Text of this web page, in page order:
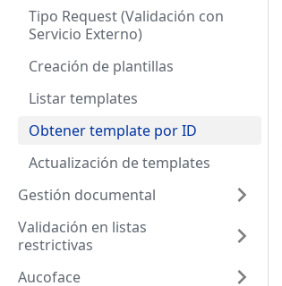
Tipo Request (Validación con
Servicio Externo)
Creación de plantillas
Listar templates
Obtener template por ID
Actualización de templates
Gestión documental
Validación en listas
restrictivas
Aucoface